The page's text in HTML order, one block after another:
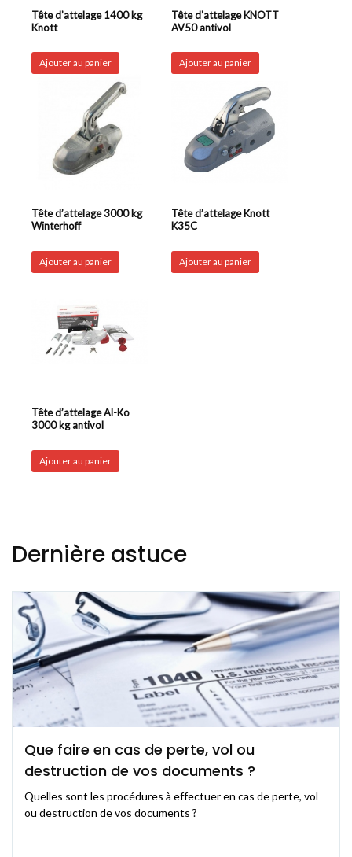
Tête d’attelage 1400 kg
Knott
Ajouter au panier
Tête d’attelage KNOTT
AV50 antivol
Ajouter au panier
Tête d’attelage 3000 kg
Winterhoff
Ajouter au panier
Tête d’attelage Knott
K35C
Ajouter au panier
Tête d’attelage Al-Ko
3000 kg antivol
Ajouter au panier
Dernière astuce
Que faire en cas de perte, vol ou
destruction de vos documents ?
Quelles sont les procédures à effectuer en cas de perte, vol
ou destruction de vos documents ?